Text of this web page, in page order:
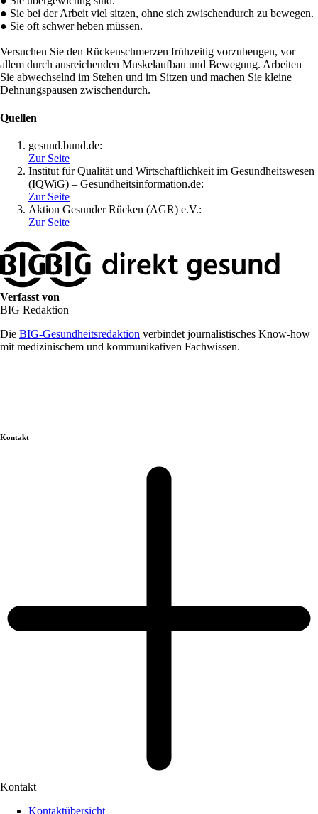
● Sie bei der Arbeit viel sitzen, ohne sich zwischendurch zu bewegen.
● Sie oft schwer heben müssen.
Versuchen Sie den Rückenschmerzen frühzeitig vorzubeugen, vor
allem durch ausreichenden Muskelaufbau und Bewegung. Arbeiten
Sie abwechselnd im Stehen und im Sitzen und machen Sie kleine
Dehnungspausen zwischendurch.
Quellen
gesund.bund.de:
Zur Seite
Institut für Qualität und Wirtschaftlichkeit im Gesundheitswesen
(IQWiG) – Gesundheitsinformation.de:
Zur Seite
Aktion Gesunder Rücken (AGR) e.V.:
Zur Seite
Verfasst von
BIG Redaktion
Die BIG-Gesundheitsredaktion verbindet journalistisches Know-how
mit medizinischem und kommunikativen Fachwissen.
Kontakt
Kontakt
Kontaktübersicht